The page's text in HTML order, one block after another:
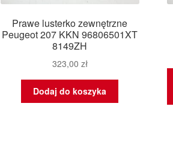
Prawe lusterko zewnętrzne
Peugeot 207 KKN 96806501XT
8149ZH
323,00 zł
Dodaj do koszyka